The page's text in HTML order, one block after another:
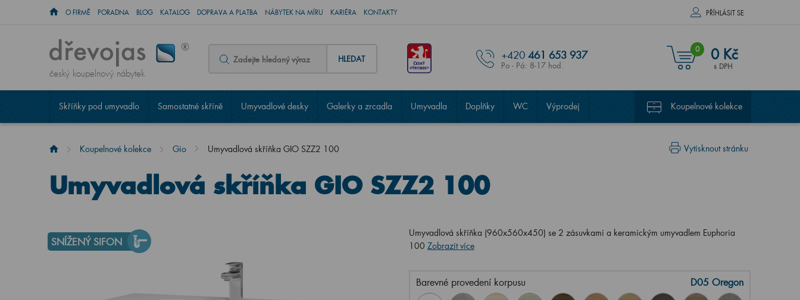
O FIRMĚ PORADNA BLOG KATALOG DOPRAVA A PLATBA NÁBYTEK NA MÍRU KARIÉRA KONTAKTY PŘÍHLÁSIT SE
český koupelnový nábytek
HLEDAT +420 461 653 937
Po - Pá: 8-17 hod.
0 0 Kč
s DPH
Skříňky pod umyvadlo Samostatné skříně Umyvadlové desky Galerky a zrcadla Umyvadla Doplňky WC Výprodej Koupelnové kolekce
Vytisknout stránku
Koupelnové kolekce Gio Umyvadlová skříňka GIO SZZ2 100
Umyvadlová skříňka GIO SZZ2 100
SNÍŽENÝ SIFON
Umyvadlová skříňka (960x560x450) se 2 zásuvkami a keramickým umyvadlem Euphoria
100 Zobrazit více
Barevné provedení korpusu D05 Oregon